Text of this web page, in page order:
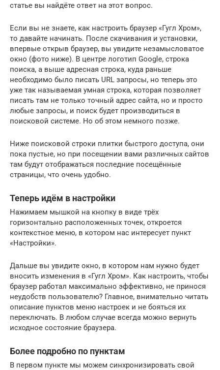
статье вы найдёте ответ на этот вопрос.
Если вы не знаете, как настроить браузер «Гугл Хром»,
то давайте начинать. После скачивания и установки,
впервые открыв браузер, вы увидите незамысловатое
окно (фото ниже). В центре логотип Google, строка
поиска, а выше адресная строка, куда раньше
необходимо было писать URL запросы, но теперь это
уже так называемая умная строка, которая позволяет
писать там не только точный адрес сайта, но и просто
любые запросы, и поиск будет производиться в
поисковой системе. Но об этом немного позже.
Ниже поисковой строки плитки быстрого доступа, они
пока пустые, но при посещении вами различных сайтов
там будут отображаться последние посещённые
страницы, что очень удобно.
Теперь идём в настройки
Нажимаем мышкой на кнопку в виде трёх
горизонтально расположенных точек, откроется
контекстное меню, в котором нас интересует пункт
«Настройки».
Дальше вы увидите окно, в котором нам нужно будет
вносить изменения в «Гугл Хром». Как настроить, чтобы
браузер работал максимально эффективно, не принося
неудобств пользователю? Главное, внимательно читать
описание пунктов меню настроек и не бояться их
переключать. В любом случае всегда можно вернуть
исходное состояние браузера.
Более подробно по пунктам
В первом пункте мы можем синхронизировать свой